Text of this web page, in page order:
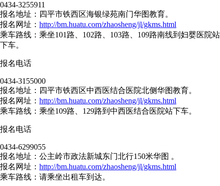
0434-3255911
报名地址：四平市铁西区海银绿苑南门华图教育。
报名网址： http://bm.huatu.com/zhaosheng/jl/gkms.html
乘车路线：乘坐101路、102路、103路、109路南线到妇婴医院站
下车。
报名电话
0434-3155000
报名地址：四平市铁西区中西医结合医院北侧华图教育。
报名网址： http://bm.huatu.com/zhaosheng/jl/gkms.html
乘车路线：乘坐109路、129路到中西医结合医院站下车。
报名电话
0434-6299055
报名地址：公主岭市政法新城东门北行150米华图 。
报名网址： http://bm.huatu.com/zhaosheng/jl/gkms.html
乘车路线：请乘坐出租车到达。